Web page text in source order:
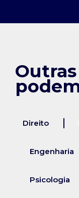
Direito
Engenharia
Psicologia